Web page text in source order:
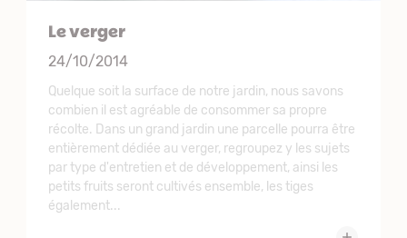
Le verger
24/10/2014
Quelque soit la surface de notre jardin, nous savons
combien il est agréable de consommer sa propre
récolte. Dans un grand jardin une parcelle pourra être
entièrement dédiée au verger, regroupez y les sujets
par type d'entretien et de développement, ainsi les
petits fruits seront cultivés ensemble, les tiges
également...